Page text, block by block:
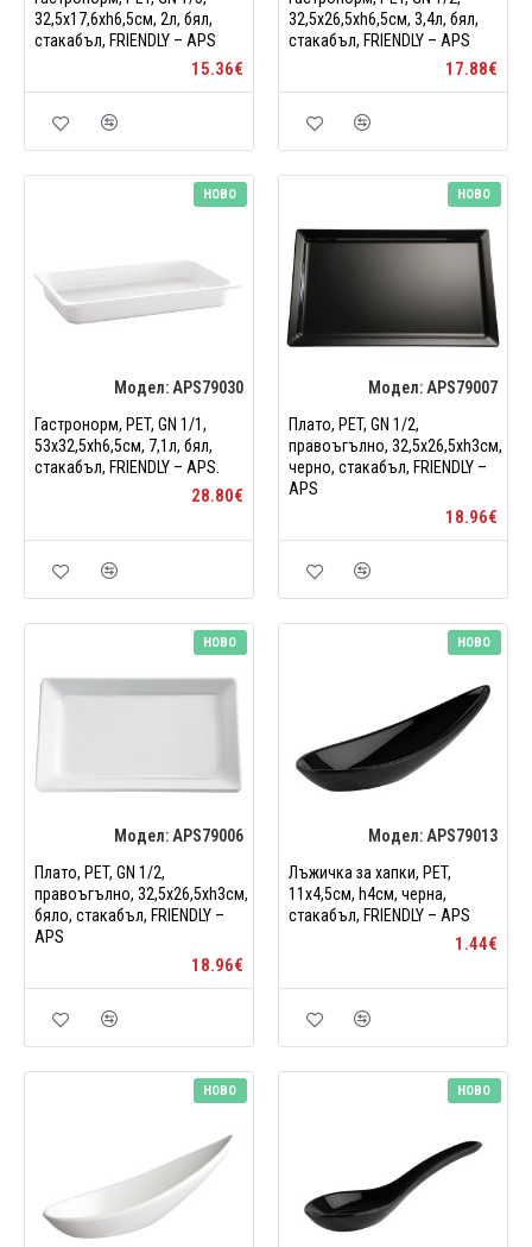
32,5x17,6xh6,5см, 2л, бял,
стакабъл, FRIENDLY – APS
15.36€
32,5x26,5xh6,5см, 3,4л, бял,
стакабъл, FRIENDLY – APS
17.88€
НОВО
Модел: APS79030
Гастронорм, PET, GN 1/1,
53x32,5xh6,5см, 7,1л, бял,
стакабъл, FRIENDLY – APS.
28.80€
НОВО
Модел: APS79007
Плато, PET, GN 1/2,
правоъгълно, 32,5x26,5xh3см,
черно, стакабъл, FRIENDLY –
APS
18.96€
НОВО
Модел: APS79006
Плато, PET, GN 1/2,
правоъгълно, 32,5x26,5xh3см,
бяло, стакабъл, FRIENDLY –
APS
18.96€
НОВО
Модел: APS79013
Лъжичка за хапки, PET,
11x4,5см, h4см, черна,
стакабъл, FRIENDLY – APS
1.44€
НОВО НОВО